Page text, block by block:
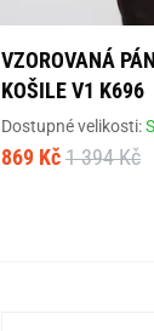
VZOROVANÁ
KOŠILE V1 K696
Dostupné velikosti:
869 Kč 1 394 Kč